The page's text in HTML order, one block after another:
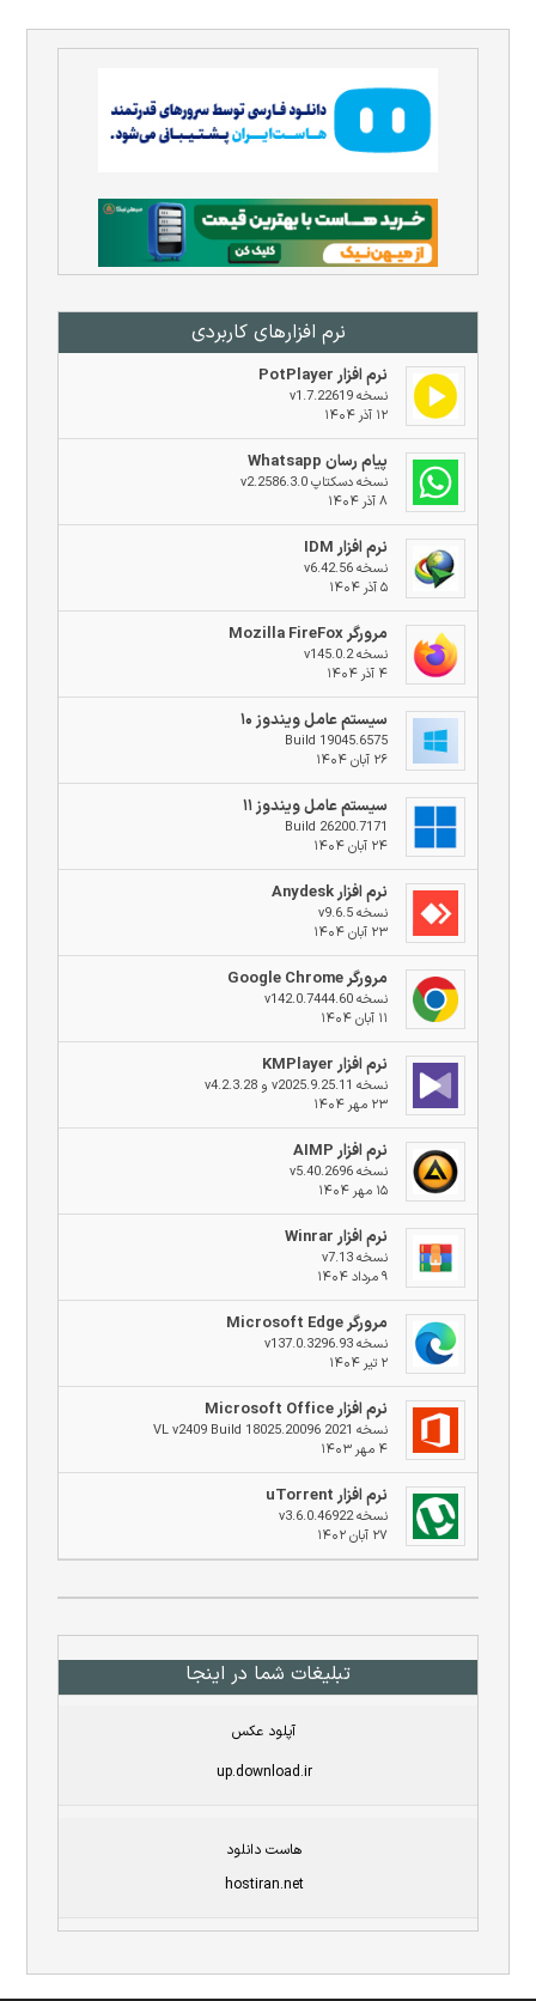
نرم افزار‌های کاربردی
نرم افزار PotPlayer
نسخه v1.7.22619
۱۲ آذر ۱۴۰۴
پیام رسان Whatsapp
نسخه دسکتاپ v2.2586.3.0
۸ آذر ۱۴۰۴
نرم افزار IDM
نسخه v6.42.56
۵ آذر ۱۴۰۴
مرورگر Mozilla FireFox
نسخه v145.0.2
۴ آذر ۱۴۰۴
سیستم عامل ویندوز ۱۰
Build 19045.6575
۲۶ آبان ۱۴۰۴
سیستم عامل ویندوز ۱۱
Build 26200.7171
۲۴ آبان ۱۴۰۴
نرم افزار Anydesk
نسخه v9.6.5
۲۳ آبان ۱۴۰۴
مرورگر Google Chrome
نسخه v142.0.7444.60
۱۱ آبان ۱۴۰۴
نرم افزار KMPlayer
نسخه v2025.9.25.11 و v4.2.3.28
۲۳ مهر ۱۴۰۴
نرم افزار AIMP
نسخه v5.40.2696
۱۵ مهر ۱۴۰۴
نرم افزار Winrar
نسخه v7.13
۹ مرداد ۱۴۰۴
مرورگر Microsoft Edge
نسخه v137.0.3296.93
۲ تیر ۱۴۰۴
نرم افزار Microsoft Office
نسخه 2021 VL v2409 Build 18025.20096
۴ مهر ۱۴۰۳
نرم افزار uTorrent
نسخه v3.6.0.46922
۲۷ آبان ۱۴۰۲
تبلیغات شما در اینجا
آپلود عکس
up.download.ir
هاست دانلود
hostiran.net